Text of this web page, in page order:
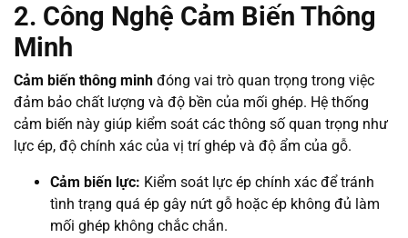
2. Công Nghệ Cảm Biến Thông
Minh
Cảm biến thông minh đóng vai trò quan trọng trong việc
đảm bảo chất lượng và độ bền của mối ghép. Hệ thống
cảm biến này giúp kiểm soát các thông số quan trọng như
lực ép, độ chính xác của vị trí ghép và độ ẩm của gỗ.
Cảm biến lực: Kiểm soát lực ép chính xác để tránh
tình trạng quá ép gây nứt gỗ hoặc ép không đủ làm
mối ghép không chắc chắn.